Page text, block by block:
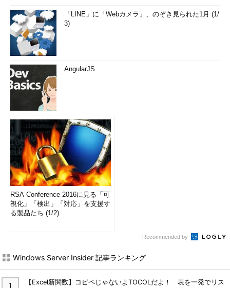
「LINE」に「Webカメラ」、のぞき見られた1月 (1/
3)
AngularJS
RSA Conference 2016に見る「可
視化」「検出」「対応」を支援す
る製品たち (1/2)
Recommended by
Windows Server Insider 記事ランキング
【Excel新関数】コピペじゃないよTOCOLだよ！ 表を一発でリス